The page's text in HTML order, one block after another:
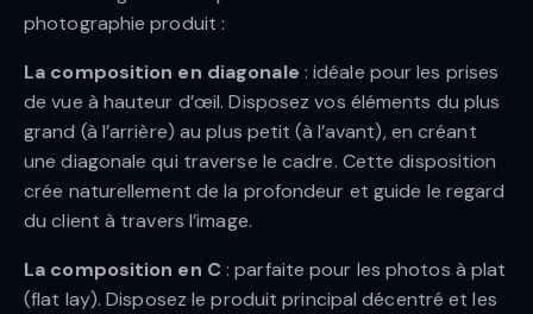
photographie produit :
La composition en diagonale : idéale pour les prises
de vue à hauteur d’œil. Disposez vos éléments du plus
grand (à l’arrière) au plus petit (à l’avant), en créant
une diagonale qui traverse le cadre. Cette disposition
crée naturellement de la profondeur et guide le regard
du client à travers l’image.
La composition en C : parfaite pour les photos à plat
(flat lay). Disposez le produit principal décentré et les